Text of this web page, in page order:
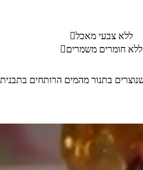
ללא צבעי מאכל
ללא חומרים משמרים